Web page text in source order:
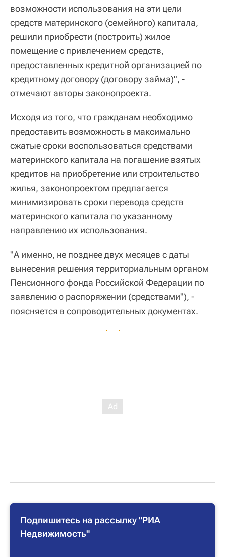
возможности использования на эти цели
средств материнского (семейного) капитала,
решили приобрести (построить) жилое
помещение с привлечением средств,
предоставленных кредитной организацией по
кредитному договору (договору займа)", -
отмечают авторы законопроекта.
Исходя из того, что гражданам необходимо
предоставить возможность в максимально
сжатые сроки воспользоваться средствами
материнского капитала на погашение взятых
кредитов на приобретение или строительство
жилья, законопроектом предлагается
минимизировать сроки перевода средств
материнского капитала по указанному
направлению их использования.
"А именно, не позднее двух месяцев с даты
вынесения решения территориальным органом
Пенсионного фонда Российской Федерации по
заявлению о распоряжении (средствами"), -
поясняется в сопроводительных документах.
Подпишитесь на рассылку "РИА
Недвижимость"